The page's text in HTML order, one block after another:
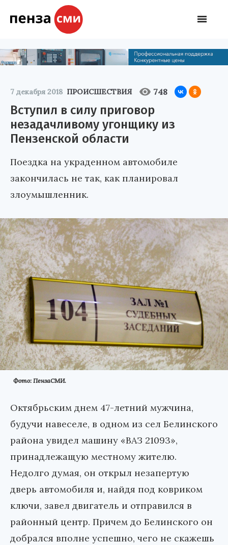
7 декабря 2018 ПРОИСШЕСТВИЯ 748
Вступил в силу приговор
незадачливому угонщику из
Пензенской области
Поездка на украденном автомобиле
закончилась не так, как планировал
злоумышленник.
Фото: ПензаСМИ.
Октябрьским днем 47-летний мужчина,
будучи навеселе, в одном из сел Белинского
района увидел машину «ВАЗ 21093»,
принадлежащую местному жителю.
Недолго думая, он открыл незапертую
дверь автомобиля и, найдя под ковриком
ключи, завел двигатель и отправился в
районный центр. Причем до Белинского он
добрался вполне успешно, чего не скажешь